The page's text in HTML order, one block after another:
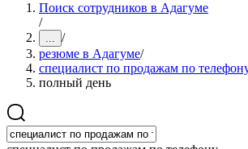
Поиск сотрудников в Адагуме
/
... /
резюме в Адагуме/
специалист по продажам по
полный день